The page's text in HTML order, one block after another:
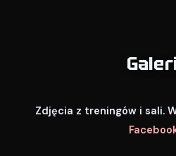
Zdjęcia z treningów i sali.